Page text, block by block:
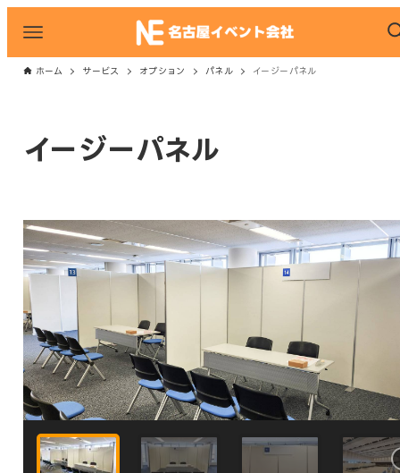
ホーム サービス オプション パネル イージーパネル
イージーパネル